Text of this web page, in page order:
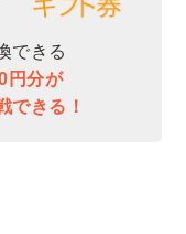
できる
円分が
できる！